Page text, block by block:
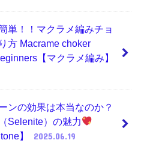
単！！マクラメ編みチョ
方 Macrame choker
【マクラメ編み】
ンの効果は本当なのか？
Selenite）の魅力
】
2025.06.19